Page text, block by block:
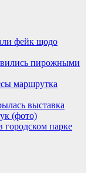
фейк щодо
пирожными
маршрутка
выставка
(фото)
городском парке